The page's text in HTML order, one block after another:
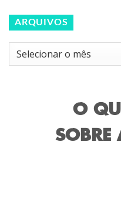
ARQUIVOS
Arquivos
O
SOBRE